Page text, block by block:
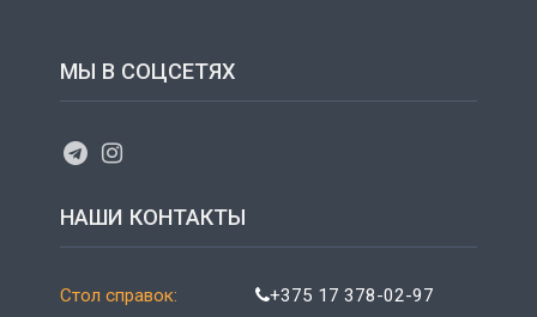
МЫ В СОЦСЕТЯХ
НАШИ КОНТАКТЫ
Стол справок: +375 17 378-02-97